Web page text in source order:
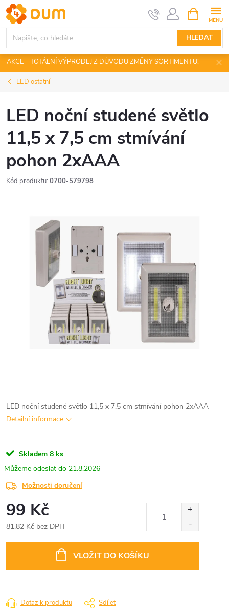
Přejít
na
obsah
HLEDAT
NÁKUPNÍ
KOŠÍK
AKCE - TOTÁLNÍ VÝPRODEJ Z DŮVODU ZMĚNY SORTIMENTU!
LED ostatní
LED noční studené světlo
11,5 x 7,5 cm stmívání
pohon 2xAAA
Kód produktu: 0700-579798
LED noční studené světlo 11,5 x 7,5 cm stmívání pohon 2xAAA
Detailní informace
Skladem 8 ks
21.8.2026
Možnosti doručení
99 Kč
81,82 Kč bez DPH
VLOŽIT DO KOŠÍKU
Dotaz k produktu Sdílet